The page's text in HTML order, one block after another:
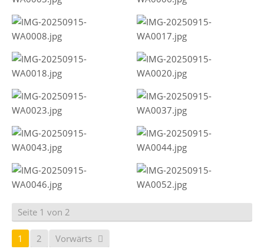
Seite 1 von 2
1 2 Vorwärts